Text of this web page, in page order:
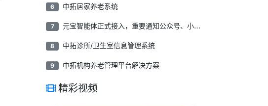
6 中拓居家养老系统
7 元宝智能体正式接入，重要通知公众号、小程序内直连AI助手！
8 中拓诊所/卫生室信息管理系统
9 中拓机构养老管理平台解决方案
精彩视频